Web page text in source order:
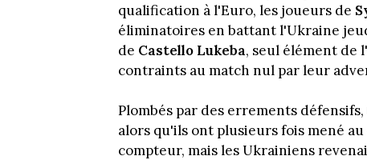
qualification à l'Euro, les joueurs de
éliminatoires en battant l'Ukraine
de Castello Lukeba, seul élément de
contraints au match nul par leur
Plombés par des errements
alors qu'ils ont plusieurs fois mené au
compteur, mais les Ukrainiens